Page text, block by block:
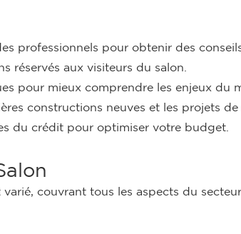
professionnels pour obtenir des
réservés aux visiteurs du salon.
pour mieux comprendre les enjeux du
constructions neuves et les projets de
du crédit pour optimiser votre budget.
couvrant tous les aspects du